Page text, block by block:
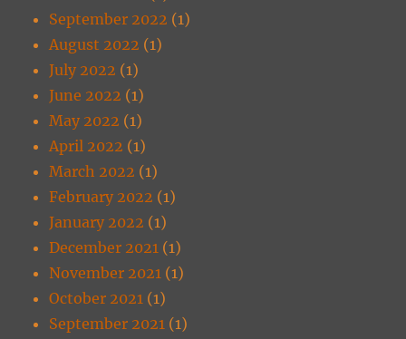
September 2022 (1)
August 2022 (1)
July 2022 (1)
June 2022 (1)
May 2022 (1)
April 2022 (1)
March 2022 (1)
February 2022 (1)
January 2022 (1)
December 2021 (1)
November 2021 (1)
October 2021 (1)
September 2021 (1)